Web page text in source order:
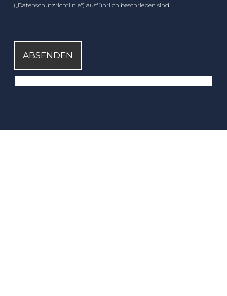
(„Datenschutzrichtlinie“) ausführlich beschrieben sind.